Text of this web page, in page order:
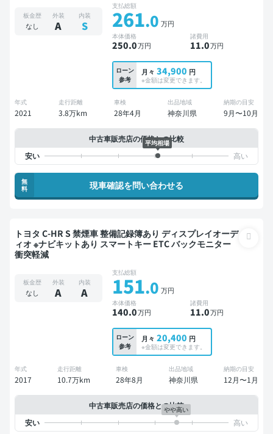
板金歴
なし
外装
A
内装
S
支払総額
261.0 万円
本体価格
250.0万円
諸費用
11.0万円
ローン
参考
月々 34,900 円
※金額は変更できます。
年式
2021
走行距離
3.8万km
車検
28年4月
出品地域
神奈川県
納期の目安
9月〜10月
中古車販売店の価格との比較
平均相場
無
料
現車確認を問い合わせる
トヨタ C-HR S 禁煙車 整備記録簿あり ディスプレイオーデ
ィオ ※ナビキットあり スマートキー ETC バックモニター
衝突軽減
板金歴
なし
外装
A
内装
A
支払総額
151.0 万円
本体価格
140.0万円
諸費用
11.0万円
ローン
参考
月々 20,400 円
※金額は変更できます。
年式
2017
走行距離
10.7万km
車検
28年8月
出品地域
神奈川県
納期の目安
12月〜1月
中古車販売店の価格との比較
やや高い